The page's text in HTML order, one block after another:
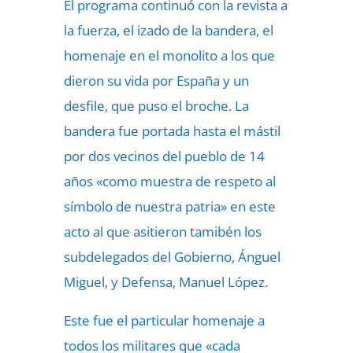
El programa continuó con la revista a
la fuerza, el izado de la bandera, el
homenaje en el monolito a los que
dieron su vida por España y un
desfile, que puso el broche. La
bandera fue portada hasta el mástil
por dos vecinos del pueblo de 14
años «como muestra de respeto al
símbolo de nuestra patria» en este
acto al que asitieron tamibén los
subdelegados del Gobierno, Ánguel
Miguel, y Defensa, Manuel López.
Este fue el particular homenaje a
todos los militares que «cada